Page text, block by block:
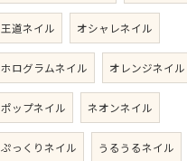
王道ネイル オシャレネイル
ホログラムネイル オレンジネイル
ポップネイル ネオンネイル
ぷっくりネイル うるうるネイル